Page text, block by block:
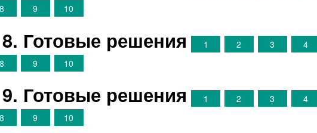
8 9 10
Готовые решения 1 2 3 4
8 9 10
Готовые решения 1 2 3 4
8 9 10